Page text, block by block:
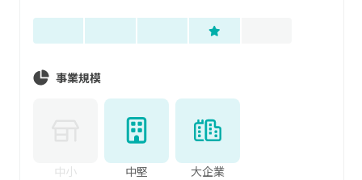
事業規模
中小 中堅 大企業